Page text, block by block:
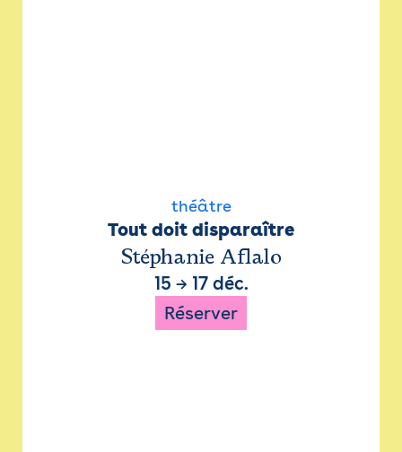
théâtre
Tout doit disparaître
Stéphanie Aflalo
15 → 17 déc.
Réserver